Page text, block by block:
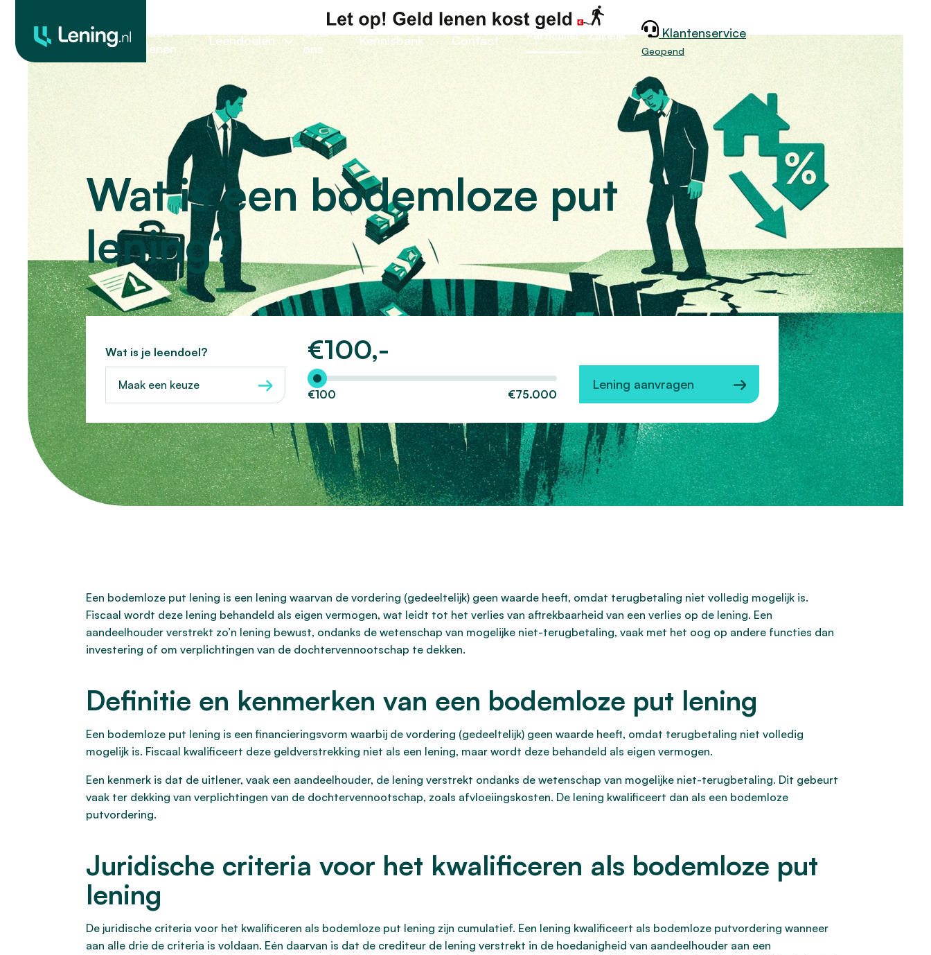
Geld
lenen
Leendoelen
Over
ons
Kennisbank Contact Particulier Zakelijk Klantenservice
Geopend
Wat is een bodemloze put
lening?
Wat is je leendoel?
Maak een keuze
€100,-
Hoeveel wilt u lenen?
€100 €75.000
Lening aanvragen
Een bodemloze put lening is een lening waarvan de vordering (gedeeltelijk) geen waarde heeft, omdat terugbetaling niet volledig mogelijk is.
Fiscaal wordt deze lening behandeld als eigen vermogen, wat leidt tot het verlies van aftrekbaarheid van een verlies op de lening. Een
aandeelhouder verstrekt zo’n lening bewust, ondanks de wetenschap van mogelijke niet-terugbetaling, vaak met het oog op andere functies dan
investering of om verplichtingen van de dochtervennootschap te dekken.
Definitie en kenmerken van een bodemloze put lening
Een bodemloze put lening is een financieringsvorm waarbij de vordering (gedeeltelijk) geen waarde heeft, omdat terugbetaling niet volledig
mogelijk is. Fiscaal kwalificeert deze geldverstrekking niet als een lening, maar wordt deze behandeld als eigen vermogen.
Een kenmerk is dat de uitlener, vaak een aandeelhouder, de lening verstrekt ondanks de wetenschap van mogelijke niet-terugbetaling. Dit gebeurt
vaak ter dekking van verplichtingen van de dochtervennootschap, zoals afvloeiingskosten. De lening kwalificeert dan als een bodemloze
putvordering.
Juridische criteria voor het kwalificeren als bodemloze put
lening
De juridische criteria voor het kwalificeren als bodemloze put lening zijn cumulatief. Een lening kwalificeert als bodemloze putvordering wanneer
aan alle drie de criteria is voldaan. Eén daarvan is dat de crediteur de lening verstrekt in de hoedanigheid van aandeelhouder aan een